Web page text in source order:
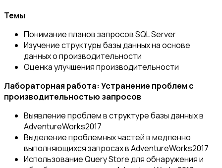
Темы
Понимание планов запросов SQL Server
Изучение структуры базы данных на основе
данных о производительности
Оценка улучшения производительности
Лабораторная работа: Устранение проблем с
производительностью запросов
Выявление проблем в структуре базы данных в
AdventureWorks2017
Выделение проблемных частей в медленно
выполняющихся запросах в AdventureWorks2017
Использование Query Store для обнаружения и